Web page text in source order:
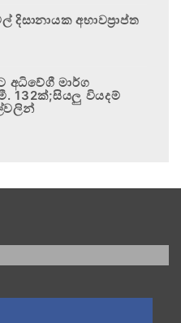
දිසානායක අභාවප්‍රාප්ත
අධිවේගී මාර්ග
132ක්;සියලු වියදම්